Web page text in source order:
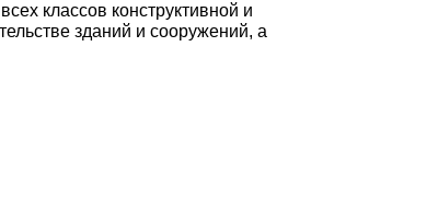
классов конструктивной и
зданий и сооружений, а